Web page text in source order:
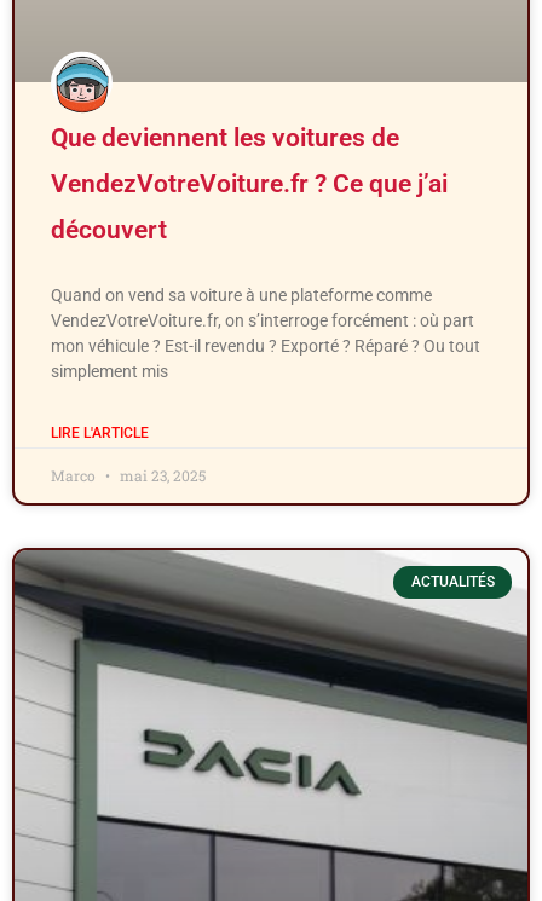
Que deviennent les voitures de
VendezVotreVoiture.fr ? Ce que j’ai
découvert
Quand on vend sa voiture à une plateforme comme
VendezVotreVoiture.fr, on s’interroge forcément : où part
mon véhicule ? Est-il revendu ? Exporté ? Réparé ? Ou tout
simplement mis
LIRE L'ARTICLE
Marco mai 23, 2025
ACTUALITÉS